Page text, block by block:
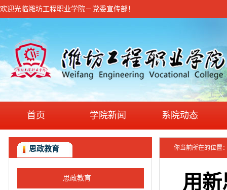
欢迎光临潍坊工程职业学院－党委宣传部！
首页 学院新闻 系院动态
思政教育
思政教育
你当前所在的位置
用